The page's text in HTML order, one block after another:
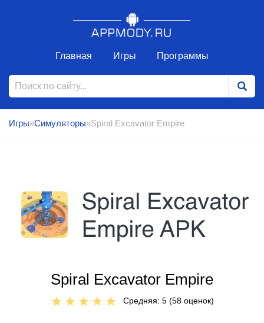
Главная Игры Программы
Игры»Симуляторы»Spiral Excavator Empire
Spiral Excavator Empire
Средняя: 5 (58 оценок)